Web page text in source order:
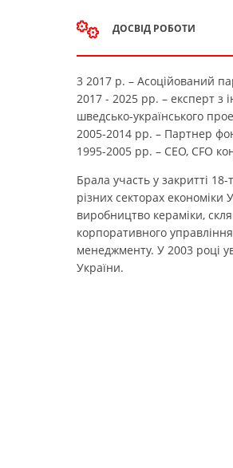
ДОСВІД РОБОТИ
3 2017 р. – Асоційований
2017 - 2025 рр. – експерт з
шведсько-українського
2005-2014 рр. – Партнер
1995-2005 рр. – CEO, CFO
Брала участь у закритті 18-
різних секторах економіки
виробництво кераміки,
корпоративного
менеджменту. У 2003 році
України.